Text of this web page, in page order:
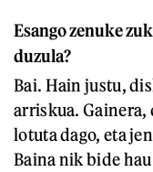
Esango zenuke
duzula?
Bai. Hain justu,
arriskua.
lotuta dago, eta
Baina nik bide